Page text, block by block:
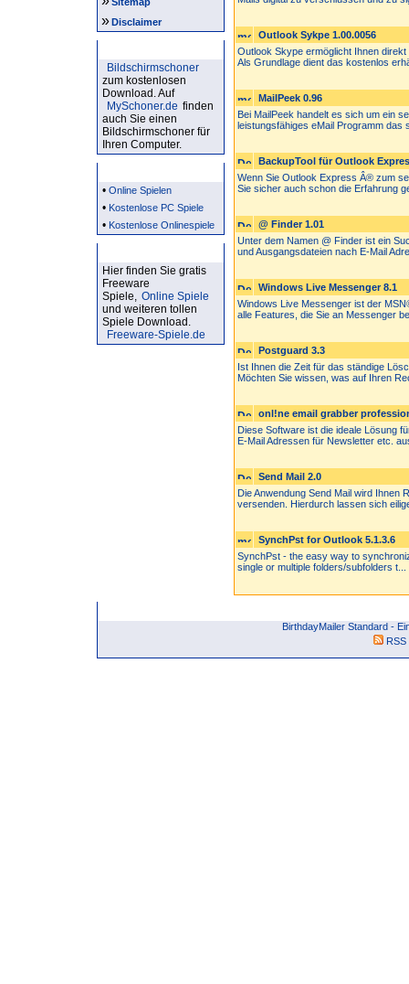
»Disclaimer
Bildschirmschoner
zum kostenlosen
Download. Auf
MySchoner.de finden
auch Sie einen
Bildschirmschoner für
Ihren Computer.
• Online Spielen
• Kostenlose PC Spiele
• Kostenlose Onlinespiele
Hier finden Sie gratis
Freeware
Spiele, Online Spiele
und weiteren tollen
Spiele Download.
Freeware-Spiele.de
Outlook Sykpe 1.00.0056
Outlook Skype ermöglicht Ihnen
Als Grundlage dient das kostenlos
MailPeek 0.96
Bei MailPeek handelt es sich um ein
leistungsfähiges eMail Programm das
BackupTool für Outlook
Wenn Sie Outlook Express Â® zum
Sie sicher auch schon die Erfahrung
@ Finder 1.01
Unter dem Namen @ Finder ist ein
und Ausgangsdateien nach E-Mail
Windows Live Messenger 8.1
Windows Live Messenger ist der
alle Features, die Sie an Messenger
Postguard 3.3
Ist Ihnen die Zeit für das ständige
Möchten Sie wissen, was auf Ihren
onl!ne email grabber
Diese Software ist die ideale Lösung
E-Mail Adressen für Newsletter etc.
Send Mail 2.0
Die Anwendung Send Mail wird Ihnen
versenden. Hierdurch lassen sich
SynchPst for Outlook 5.1.3.6
SynchPst - the easy way to
single or multiple folders/subfolders t...
BirthdayMailer Standard -